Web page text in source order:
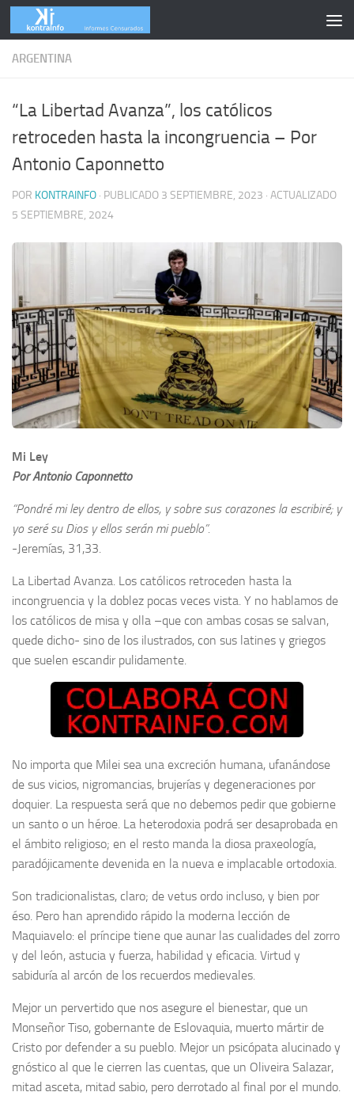
Skip to content
ARGENTINA
“La Libertad Avanza”, los católicos
retroceden hasta la incongruencia – Por
Antonio Caponnetto
POR KONTRAINFO · PUBLICADO 3 SEPTIEMBRE, 2023 · ACTUALIZADO
5 SEPTIEMBRE, 2024
Mi Ley
Por Antonio Caponnetto
“Pondré mi ley dentro de ellos, y sobre sus corazones la escribiré; y
yo seré su Dios y ellos serán mi pueblo”.
-Jeremías, 31,33.
La Libertad Avanza. Los católicos retroceden hasta la
incongruencia y la doblez pocas veces vista. Y no hablamos de
los católicos de misa y olla –que con ambas cosas se salvan,
quede dicho- sino de los ilustrados, con sus latines y griegos
que suelen escandir pulidamente.
No importa que Milei sea una excreción humana, ufanándose
de sus vicios, nigromancias, brujerías y degeneraciones por
doquier. La respuesta será que no debemos pedir que gobierne
un santo o un héroe. La heterodoxia podrá ser desaprobada en
el ámbito religioso; en el resto manda la diosa praxeología,
paradójicamente devenida en la nueva e implacable ortodoxia.
Son tradicionalistas, claro; de vetus ordo incluso, y bien por
éso. Pero han aprendido rápido la moderna lección de
Maquiavelo: el príncipe tiene que aunar las cualidades del zorro
y del león, astucia y fuerza, habilidad y eficacia. Virtud y
sabiduría al arcón de los recuerdos medievales.
Mejor un pervertido que nos asegure el bienestar, que un
Monseñor Tiso, gobernante de Eslovaquia, muerto mártir de
Cristo por defender a su pueblo. Mejor un psicópata alucinado y
gnóstico al que le cierren las cuentas, que un Oliveira Salazar,
mitad asceta, mitad sabio, pero derrotado al final por el mundo.